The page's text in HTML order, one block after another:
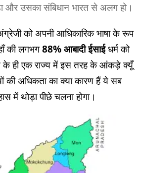
और उसका संबिधान भारत से अलग हो।
को अपनी आधिकारिक भाषा के रूप
की लगभग88% आबादी ईसाईधर्म को
के ही एक राज्य में इस तरह के आंकड़े क्यूँ
की अधिकता का क्या कारण हैं ये सब
में थोड़ा पीछे चलना होगा।